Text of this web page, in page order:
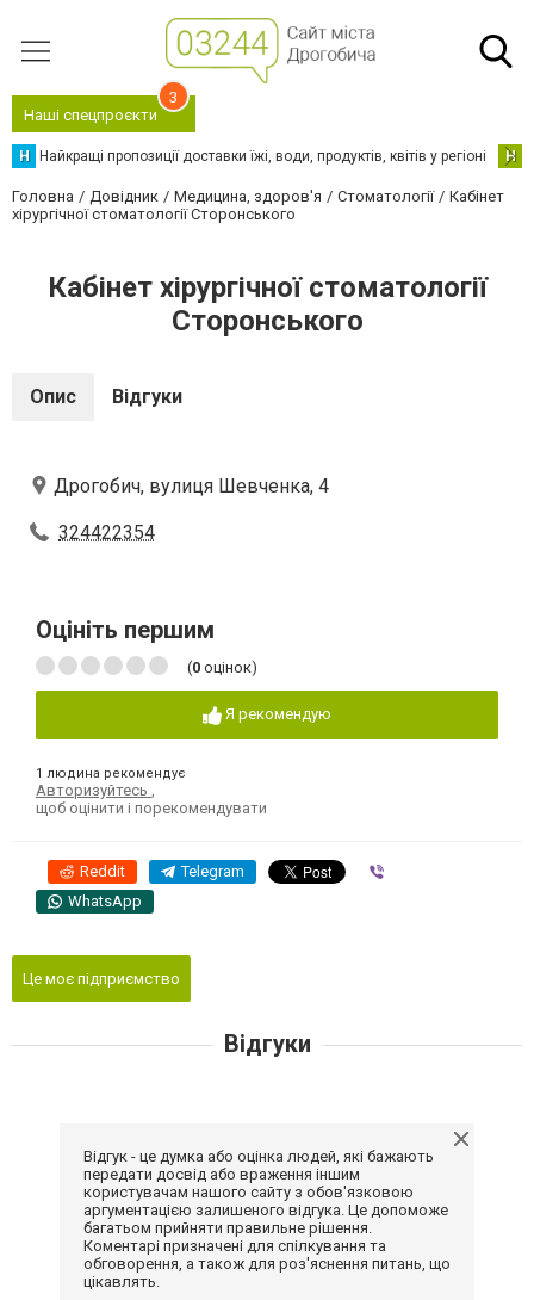
Наші спецпроєкти
3
Н Найкращі пропозиції доставки їжі, води, продуктів, квітів у регіоні Н
Головна Довідник Медицина, здоров'я Стоматології
Кабінет
хірургічної стоматології Сторонського
Кабінет хірургічної стоматології
Сторонського
Опис Відгуки
Дрогобич, вулиця Шевченка, 4
324422354
Оцініть першим
(0 оцінок)
Я рекомендую
1 людина рекомендує
Авторизуйтесь
щоб оцінити і порекомендувати
Reddit Telegram
WhatsApp
Це моє підприємство
Відгуки
Відгук - це думка або оцінка людей, які бажають
передати досвід або враження іншим
користувачам нашого сайту з обов'язковою
аргументацією залишеного відгука. Це допоможе
багатьом прийняти правильне рішення.
Коментарі призначені для спілкування та
обговорення, а також для роз'яснення питань, що
цікавлять.